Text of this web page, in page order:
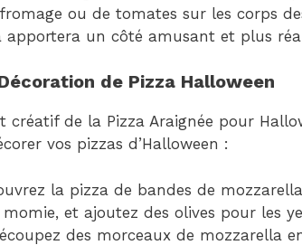
ou de tomates sur les corps
apportera un côté amusant et plus
de Pizza Halloween
créatif de la Pizza Araignée pour
vos pizzas d’Halloween :
la pizza de bandes de
et ajoutez des olives pour les
des morceaux de mozzarella